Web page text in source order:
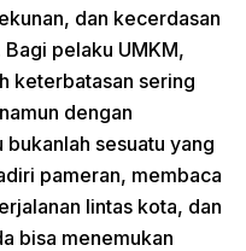
dan kecerdasan
pelaku UMKM,
keterbatasan sering
dengan
sesuatu yang
pameran, membaca
lintas kota, dan
bisa menemukan